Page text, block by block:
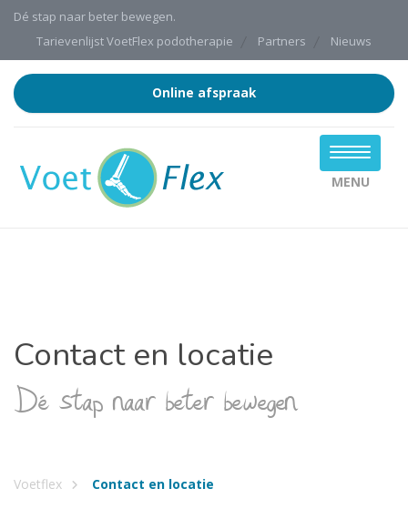
Dé stap naar beter bewegen.
Tarievenlijst VoetFlex podotherapie
Partners Nieuws
Online afspraak
MENU
Contact en locatie
Dé stap naar beter bewegen
Voetflex Contact en locatie